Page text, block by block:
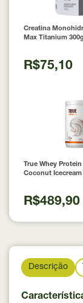
Creatina
Max Titanium 300g
R$75,10
True Whey Protein
Coconut Icecream
R$489,90
Descrição